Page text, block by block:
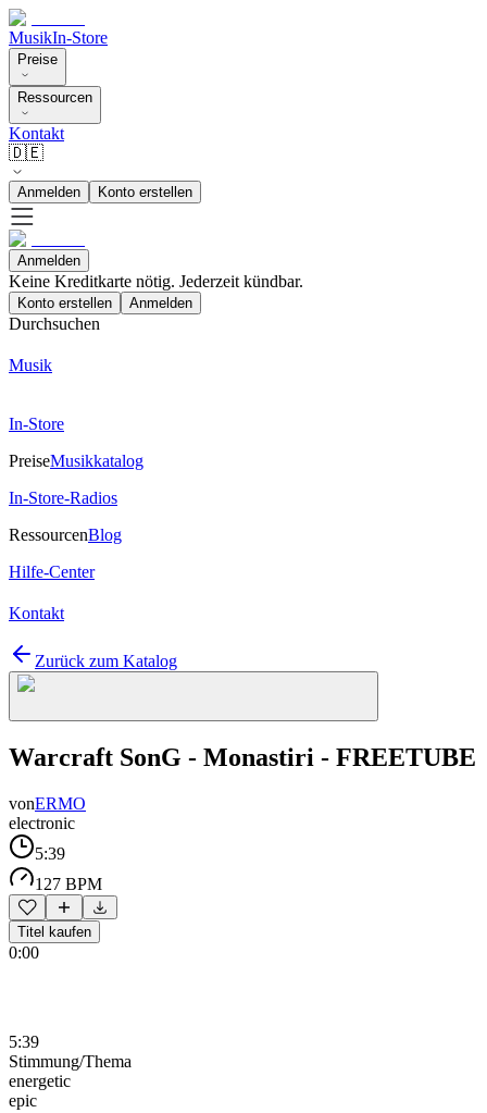
MusikIn-Store
Preise
Ressourcen
Kontakt
🇩🇪
Anmelden Konto erstellen
Anmelden
Keine Kreditkarte nötig. Jederzeit kündbar.
Konto erstellen Anmelden
Durchsuchen
Musik
In-Store
PreiseMusikkatalog
In-Store-Radios
RessourcenBlog
Hilfe-Center
Kontakt
Zurück zum Katalog
Warcraft SonG - Monastiri - FREETUBE
vonERMO
electronic
5:39
127 BPM
Titel kaufen
0:00
5:39
Stimmung/Thema
energetic
epic